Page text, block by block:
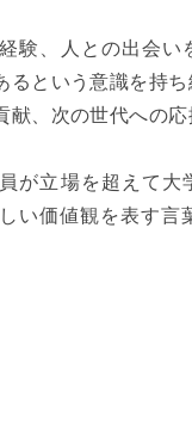
験、人との出会い
るという意識を持
献、次の世代への
が立場を超えて大
価値観を表す言